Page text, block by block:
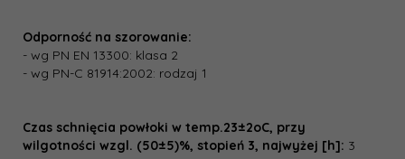
Odporność na szorowanie:
- wg PN EN 13300: klasa 2
- wg PN-C 81914:2002: rodzaj 1
Czas schnięcia powłoki w temp.23±2oC, przy
wilgotności wzgl. (50±5)%, stopień 3, najwyżej [h]: 3